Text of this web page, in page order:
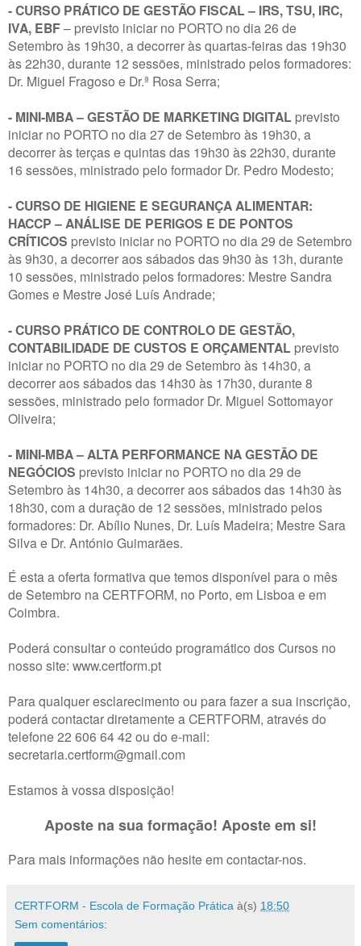
- CURSO PRÁTICO DE GESTÃO FISCAL – IRS, TSU, IRC,
IVA, EBF– previsto iniciar no PORTO no dia 26 de
Setembro às 19h30, a decorrer às quartas-feiras das 19h30
às 22h30, durante 12 sessões, ministrado pelos formadores:
Dr. Miguel Fragoso e Dr.ª Rosa Serra;
- MINI-MBA – GESTÃO DE MARKETING DIGITAL previsto
iniciar no PORTO no dia 27 de Setembro às 19h30, a
decorrer às terças e quintas das 19h30 às 22h30, durante
16 sessões, ministrado pelo formador Dr. Pedro Modesto;
- CURSO DE HIGIENE E SEGURANÇA ALIMENTAR:
HACCP – ANÁLISE DE PERIGOS E DE PONTOS
CRÍTICOS previsto iniciar no PORTO no dia 29 de Setembro
às 9h30, a decorrer aos sábados das 9h30 às 13h, durante
10 sessões, ministrado pelos formadores: Mestre Sandra
Gomes e Mestre José Luís Andrade;
- CURSO PRÁTICO DE CONTROLO DE GESTÃO,
CONTABILIDADE DE CUSTOS E ORÇAMENTAL previsto
iniciar no PORTO no dia 29 de Setembro às 14h30, a
decorrer aos sábados das 14h30 às 17h30, durante 8
sessões, ministrado pelo formador Dr. Miguel Sottomayor
Oliveira;
- MINI-MBA – ALTA PERFORMANCE NA GESTÃO DE
NEGÓCIOS previsto iniciar no PORTO no dia 29 de
Setembro às 14h30, a decorrer aos sábados das 14h30 às
18h30, com a duração de 12 sessões, ministrado pelos
formadores: Dr. Abílio Nunes, Dr. Luís Madeira; Mestre Sara
Silva e Dr. António Guimarães.
É esta a oferta formativa que temos disponível para o mês
de Setembro na CERTFORM, no Porto, em Lisboa e em
Coimbra.
Poderá consultar o conteúdo programático dos Cursos no
nosso site: www.certform.pt
Para qualquer esclarecimento ou para fazer a sua inscrição,
poderá contactar diretamente a CERTFORM, através do
telefone 22 606 64 42 ou do e-mail:
secretaria.certform@gmail.com
Estamos à vossa disposição!
Aposte na sua formação! Aposte em si!
Para mais informações não hesite em contactar-nos.
CERTFORM - Escola de Formação Prática à(s) 18:50
Sem comentários: